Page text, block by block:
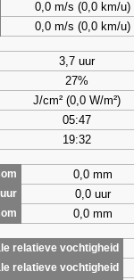
0,0 m/s (0,0 km/u)
0,0 m/s (0,0 km/u)
3,7 uur
27%
J/cm² (0,0 W/m²)
05:47
19:32
0,0 mm
0,0 uur
0,0 mm
relatieve vochtigheid
relatieve vochtigheid